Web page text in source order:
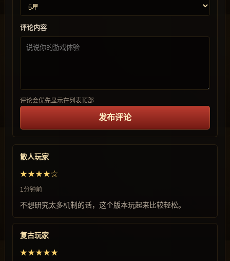
评论内容
评论会优先显示在列表顶部
发布评论
散人玩家
★★★★☆
1分钟前
不想研究太多机制的话，这个版本玩起来比较轻松。
复古玩家
★★★★★